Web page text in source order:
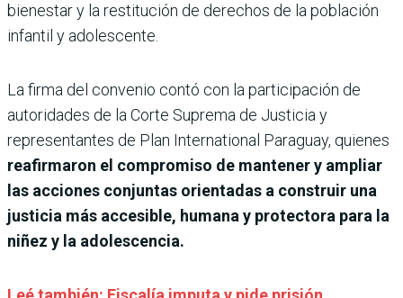
bienestar y la restitución de derechos de la población
infantil y adolescente.
La firma del convenio contó con la participación de
autoridades de la Corte Suprema de Justicia y
representantes de Plan International Paraguay, quienes
reafirmaron el compromiso de mantener y ampliar
las acciones conjuntas orientadas a construir una
justicia más accesible, humana y protectora para la
niñez y la adolescencia.